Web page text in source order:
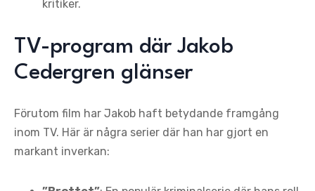
kritiker.
TV-program där Jakob
Cedergren glänser
Förutom film har Jakob haft betydande framgång
inom TV. Här är några serier där han har gjort en
markant inverkan: